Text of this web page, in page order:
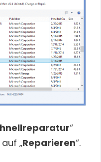
“
„Reparieren“.